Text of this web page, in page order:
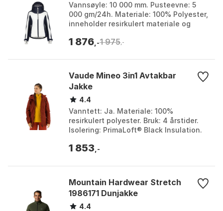
Vannsøyle: 10 000 mm. Pusteevne: 5
000 gm/24h. Materiale: 100% Polyester,
inneholder resirkulert materiale og
Avtakbar og juster...
1 876 ,-1 975 ,-
Vaude Mineo 3in1 Avtakbar
Jakke
4.4
Vanntett: Ja. Materiale: 100%
resirkulert polyester. Bruk: 4 årstider.
Isolering: PrimaLoft® Black Insulation.
Størrelse: 3...
1 853 ,-
Mountain Hardwear Stretch
1986171 Dunjakke
4.4